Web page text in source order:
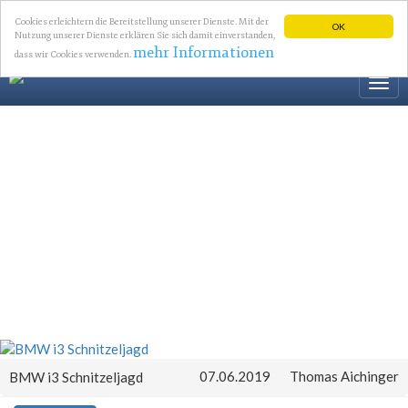
OK
Cookies erleichtern die Bereitstellung unserer Dienste. Mit der
Nutzung unserer Dienste erklären Sie sich damit einverstanden,
dass wir Cookies verwenden.mehr Informationen
BMW i3 Schnitzeljagd 07.06.2019 Thomas Aichinger